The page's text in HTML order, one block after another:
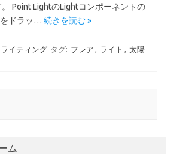
Point LightのLightコンポーネントの
ドラッ… 続きを読む »
ライティング タグ: フレア , ライト , 太陽
ン
ム